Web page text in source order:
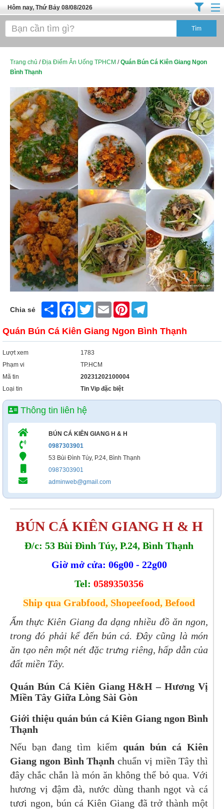
Hôm nay, Thứ Bảy 08/08/2026
Trang chủ
Tuyển Sinh Đào Tạo
Đồ Dùng Nội Ngoại Thất
Điện Tử Điện Máy
Làm Đẹp
Thời Trang
Việc Làm
Dịch Vụ
Hàng Tiêu Dùng
Xây Dựng
Tổng Hợp
Trang chủ /Địa Điểm Ăn Uống TPHCM /Quán Bún Cá Kiên Giang Ngon
Bình Thạnh
Chia sẻ Share FacebookTwitter Email Pinterest
Quán Bún Cá Kiên Giang Ngon Bình Thạnh
Lượt xem
1783
Phạm vi
TP.HCM
Mã tin
20231202100004
Loại tin
Tin Vip đặc biệt
Thông tin liên hệ
BÚN CÁ KIÊN GIANG H & H
0987303901
53 Bùi Đình Túy, P.24, Bình Thạnh
0987303901
adminweb@gmail.com
BÚN CÁ KIÊN GIANG H & H
Đ/c: 53 Bùi Đình Túy, P.24, Bình Thạnh
Giờ mở cửa: 06g00 - 22g00
Tel: 0589350356
Ship qua Grabfood, Shopeefood, Befood
Ẩm thực Kiên Giang đa dạng nhiều đồ ăn ngon,
trong đó phải kể đến bún cá. Đây cũng là món
ăn tạo nên một nét đặc trưng riêng, hấp dẫn của
đất miền Tây.
Quán Bún Cá Kiên Giang H&H – Hương Vị
Miền Tây Giữa Lòng Sài Gòn
Giới thiệu quán bún cá Kiên Giang ngon Bình
Thạnh
Nếu bạn đang tìm kiếm quán bún cá Kiên
Giang ngon Bình Thạnh chuẩn vị miền Tây thì
đây chắc chắn là món ăn không thể bỏ qua. Với
hương vị đậm đà, nước dùng thanh ngọt và cá
tươi ngon, bún cá Kiên Giang đã trở thành một